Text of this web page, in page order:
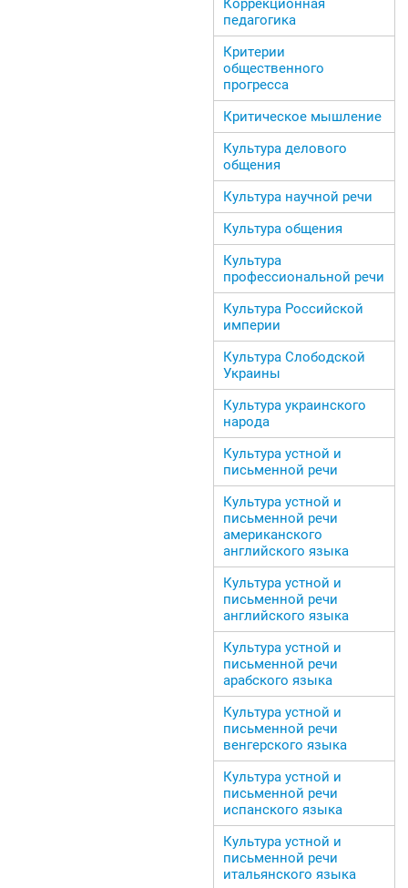
Коррекционная
педагогика
Критерии
общественного
прогресса
Критическое мышление
Культура делового
общения
Культура научной речи
Культура общения
Культура
профессиональной речи
Культура Российской
империи
Культура Слободской
Украины
Культура украинского
народа
Культура устной и
письменной речи
Культура устной и
письменной речи
американского
английского языка
Культура устной и
письменной речи
английского языка
Культура устной и
письменной речи
арабского языка
Культура устной и
письменной речи
венгерского языка
Культура устной и
письменной речи
испанского языка
Культура устной и
письменной речи
итальянского языка